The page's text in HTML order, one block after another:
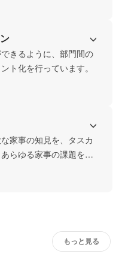
きるように、部門間の
ト化を行っています。
家事の知見を、タスカ
らゆる家事の課題を解
もっと見る